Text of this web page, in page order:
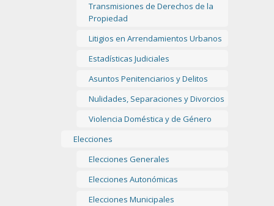
Transmisiones de Derechos de la
Propiedad
Litigios en Arrendamientos Urbanos
Estadísticas Judiciales
Asuntos Penitenciarios y Delitos
Nulidades, Separaciones y Divorcios
Violencia Doméstica y de Género
Elecciones
Elecciones Generales
Elecciones Autonómicas
Elecciones Municipales